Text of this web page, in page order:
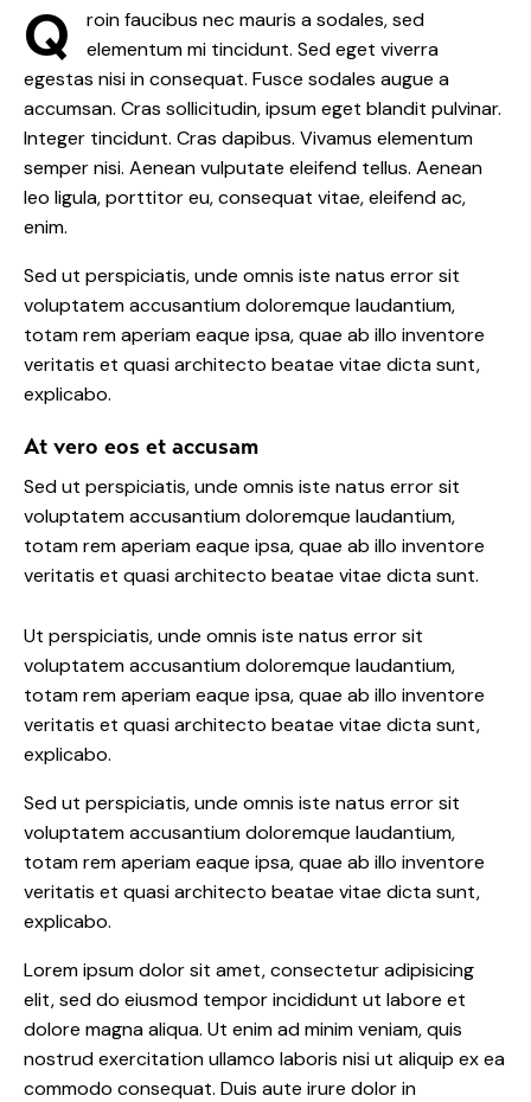
Q
roin faucibus nec mauris a sodales, sed
elementum mi tincidunt. Sed eget viverra
egestas nisi in consequat. Fusce sodales augue a
accumsan. Cras sollicitudin, ipsum eget blandit pulvinar.
Integer tincidunt. Cras dapibus. Vivamus elementum
semper nisi. Aenean vulputate eleifend tellus. Aenean
leo ligula, porttitor eu, consequat vitae, eleifend ac,
enim.
Sed ut perspiciatis, unde omnis iste natus error sit
voluptatem accusantium doloremque laudantium,
totam rem aperiam eaque ipsa, quae ab illo inventore
veritatis et quasi architecto beatae vitae dicta sunt,
explicabo.
At vero eos et accusam
Sed ut perspiciatis, unde omnis iste natus error sit
voluptatem accusantium doloremque laudantium,
totam rem aperiam eaque ipsa, quae ab illo inventore
veritatis et quasi architecto beatae vitae dicta sunt.
Ut perspiciatis, unde omnis iste natus error sit
voluptatem accusantium doloremque laudantium,
totam rem aperiam eaque ipsa, quae ab illo inventore
veritatis et quasi architecto beatae vitae dicta sunt,
explicabo.
Sed ut perspiciatis, unde omnis iste natus error sit
voluptatem accusantium doloremque laudantium,
totam rem aperiam eaque ipsa, quae ab illo inventore
veritatis et quasi architecto beatae vitae dicta sunt,
explicabo.
Lorem ipsum dolor sit amet, consectetur adipisicing
elit, sed do eiusmod tempor incididunt ut labore et
dolore magna aliqua. Ut enim ad minim veniam, quis
nostrud exercitation ullamco laboris nisi ut aliquip ex ea
commodo consequat. Duis aute irure dolor in